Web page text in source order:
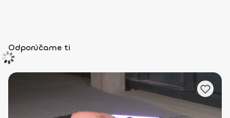
Odporúčame ti